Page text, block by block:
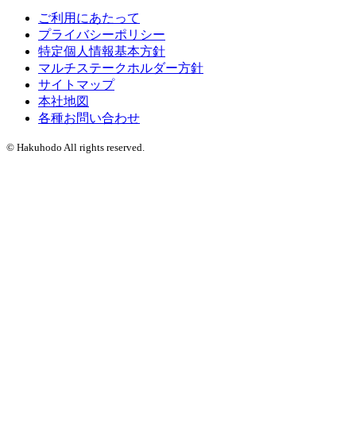
ご利用にあたって
プライバシーポリシー
特定個人情報基本方針
マルチステークホルダー方針
サイトマップ
本社地図
各種お問い合わせ
© Hakuhodo All rights reserved.